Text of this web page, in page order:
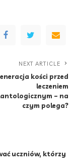
NEXT ARTICLE
kości przed
leczeniem
– na
czym polega?
uczniów, którzy